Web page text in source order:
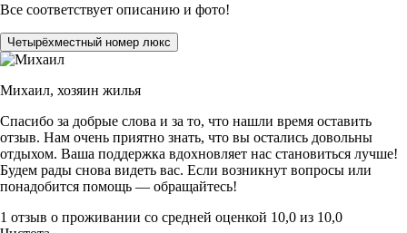
Все соответствует описанию и фото!
Четырёхместный номер люкс
Михаил, хозяин жилья
Спасибо за добрые слова и за то, что нашли время оставить
отзыв. Нам очень приятно знать, что вы остались довольны
отдыхом. Ваша поддержка вдохновляет нас становиться лучше!
Будем рады снова видеть вас. Если возникнут вопросы или
понадобится помощь — обращайтесь!
1 отзыв о проживании со средней оценкой 10,0 из 10,0